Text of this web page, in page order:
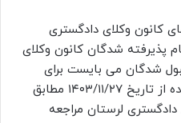
کانون وکلای دادگستری
پذیرفته شدگان کانون وکلای
در آزمون وکالت 1403، قبول شدگان می بایست برای
مراجعه حضوری جهت تکمیل پرونده از تاریخ ۱۴۰۳/۱۱/۲۷ مطابق
دادگستری لرستان مراجعه